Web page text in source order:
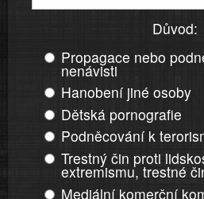
Důvod:
Propagace nebo
nenávisti
Hanobení jiné osoby
Dětská pornografie
Podněcování k
Trestný čin proti
extremismu, trestné
Mediální komerční